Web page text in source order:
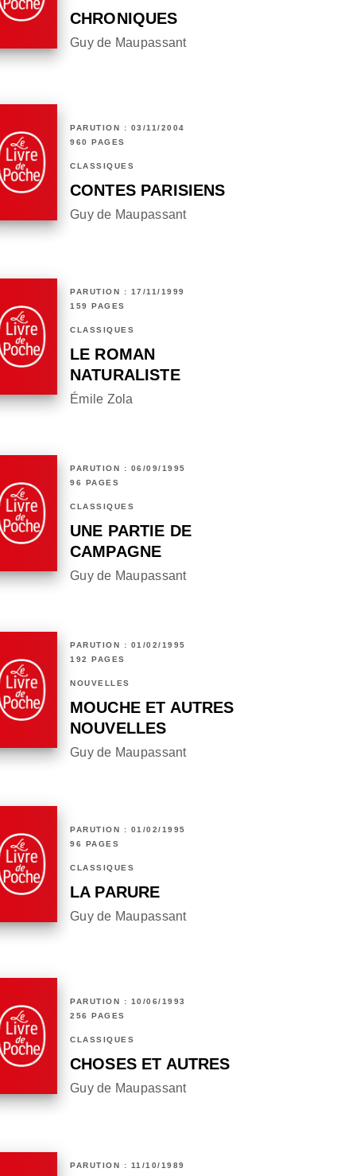
CHRONIQUES
Guy de Maupassant
PARUTION : 03/11/2004
960 PAGES
CLASSIQUES
CONTES PARISIENS
Guy de Maupassant
PARUTION : 17/11/1999
159 PAGES
CLASSIQUES
LE ROMAN
NATURALISTE
Émile Zola
PARUTION : 06/09/1995
96 PAGES
CLASSIQUES
UNE PARTIE DE
CAMPAGNE
Guy de Maupassant
PARUTION : 01/02/1995
192 PAGES
NOUVELLES
MOUCHE ET AUTRES
NOUVELLES
Guy de Maupassant
PARUTION : 01/02/1995
96 PAGES
CLASSIQUES
LA PARURE
Guy de Maupassant
PARUTION : 10/06/1993
256 PAGES
CLASSIQUES
CHOSES ET AUTRES
Guy de Maupassant
PARUTION : 11/10/1989